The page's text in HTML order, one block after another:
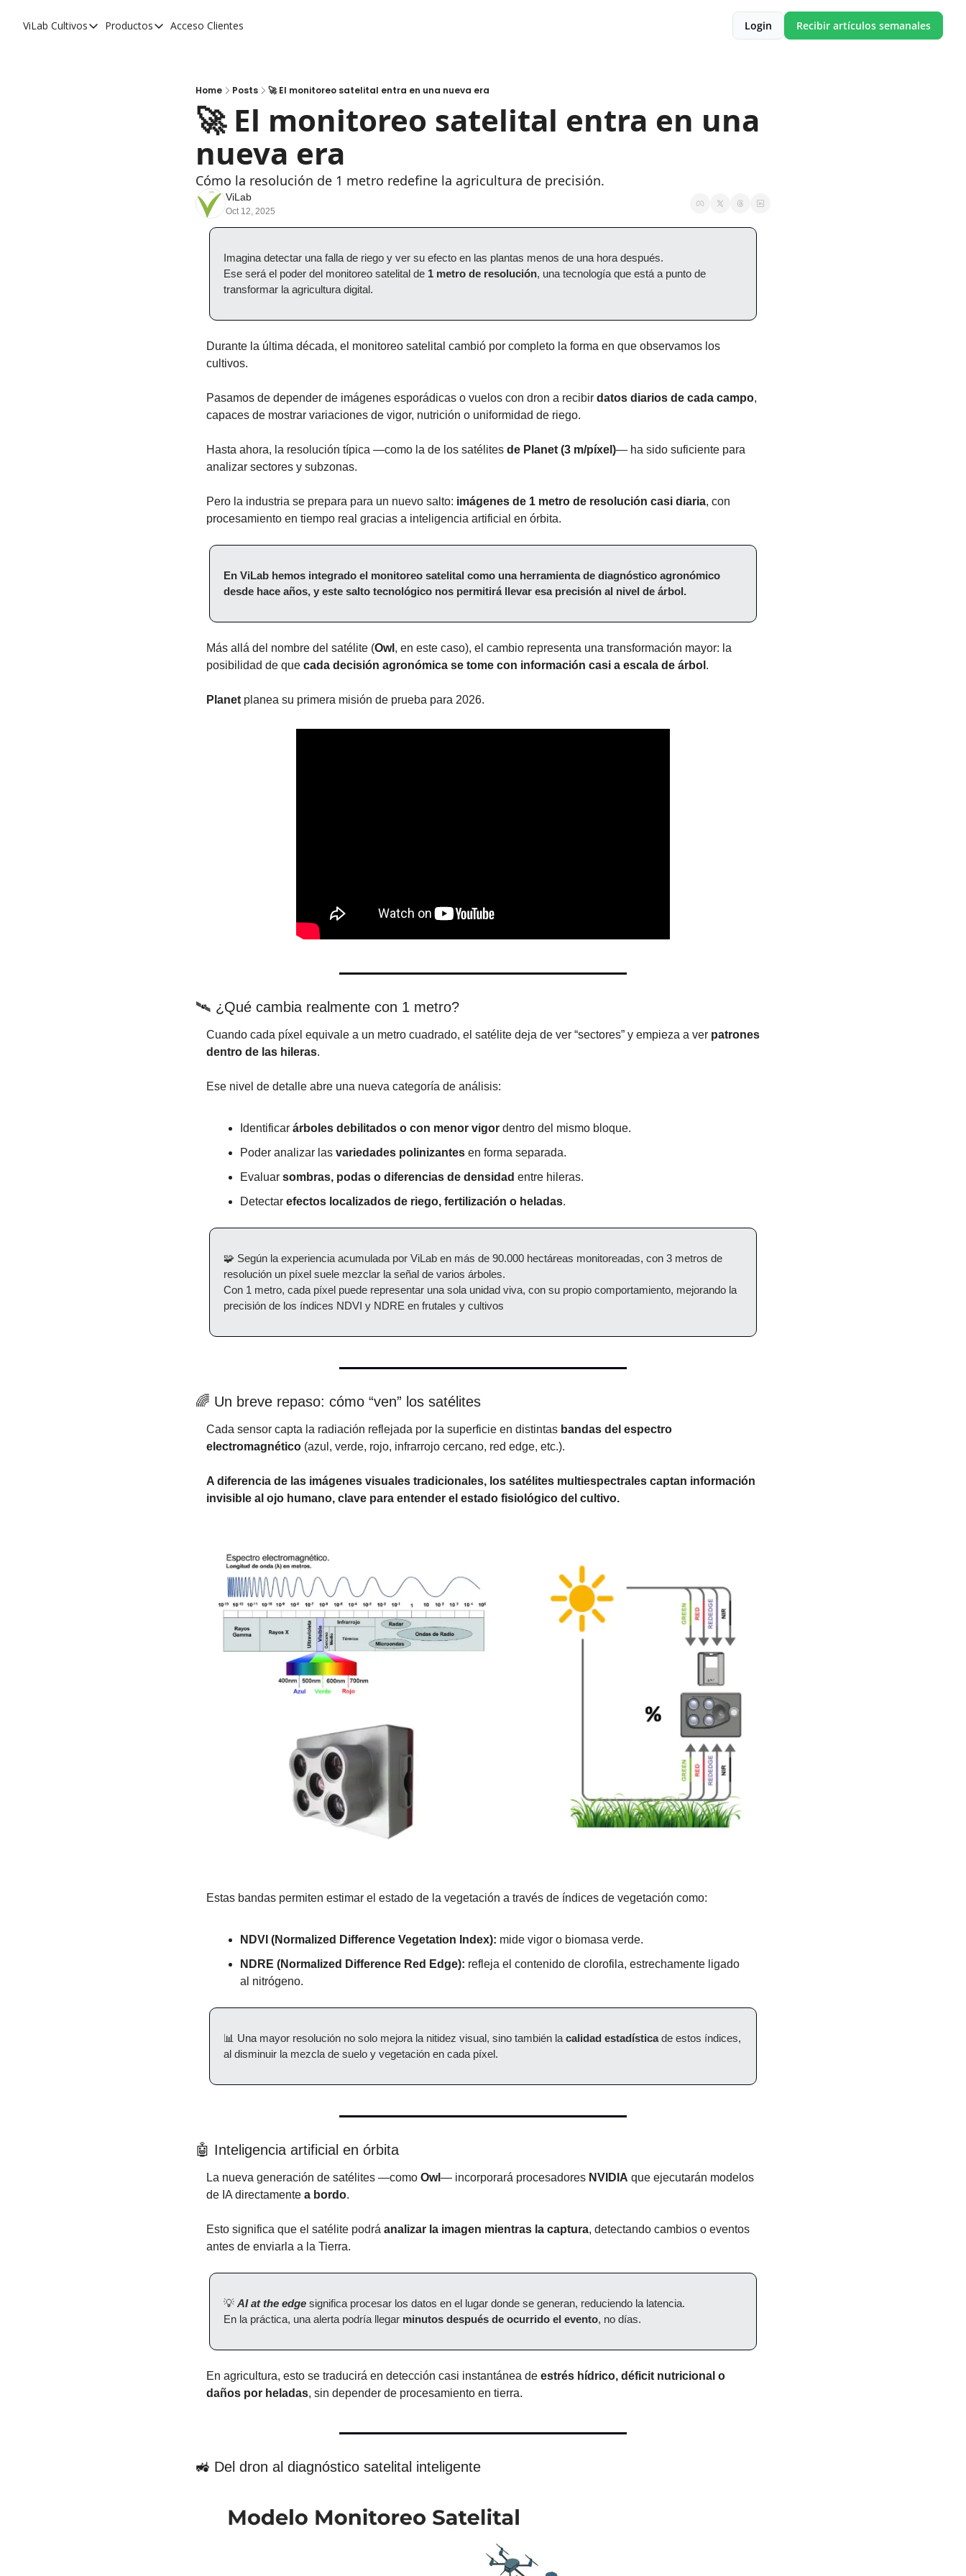
ViLab Cultivos
Cultivos
Productos
Productos
Estudio de Zonificación
Monitoreo Satelital de Cultivos
Acceso Clientes Login Recibir artículos semanales
Home Posts 🚀 El monitoreo satelital entra en una nueva era
🚀 El monitoreo satelital entra en una
nueva era
Cómo la resolución de 1 metro redefine la agricultura de precisión.
ViLab
Oct 12, 2025
Imagina detectar una falla de riego y ver su efecto en las plantas menos de una hora después.
Ese será el poder del monitoreo satelital de 1 metro de resolución, una tecnología que está a punto de
transformar la agricultura digital.
Durante la última década, el monitoreo satelital cambió por completo la forma en que observamos los
cultivos.
Pasamos de depender de imágenes esporádicas o vuelos con dron a recibir datos diarios de cada campo,
capaces de mostrar variaciones de vigor, nutrición o uniformidad de riego.
Hasta ahora, la resolución típica —como la de los satélites de Planet (3 m/píxel)— ha sido suficiente para
analizar sectores y subzonas.
Pero la industria se prepara para un nuevo salto: imágenes de 1 metro de resolución casi diaria, con
procesamiento en tiempo real gracias a inteligencia artificial en órbita.
En ViLab hemos integrado el monitoreo satelital como una herramienta de diagnóstico agronómico
desde hace años, y este salto tecnológico nos permitirá llevar esa precisión al nivel de árbol.
Más allá del nombre del satélite (Owl , en este caso), el cambio representa una transformación mayor: la
posibilidad de que cada decisión agronómica se tome con información casi a escala de árbol .
Planet planea su primera misión de prueba para 2026.
🛰️ ¿Qué cambia realmente con 1 metro?
Cuando cada píxel equivale a un metro cuadrado, el satélite deja de ver “sectores” y empieza a ver patrones
dentro de las hileras.
Ese nivel de detalle abre una nueva categoría de análisis:
Identificar árboles debilitados o con menor vigor dentro del mismo bloque.
Poder analizar las variedades polinizantes en forma separada.
Evaluar sombras, podas o diferencias de densidad entre hileras.
Detectar efectos localizados de riego, fertilización o heladas.
🧩 Según la experiencia acumulada por ViLab en más de 90.000 hectáreas monitoreadas, con 3 metros de
resolución un píxel suele mezclar la señal de varios árboles.
Con 1 metro, cada píxel puede representar una sola unidad viva, con su propio comportamiento, mejorando la
precisión de los índices NDVI y NDRE en frutales y cultivos
🌈 Un breve repaso: cómo “ven” los satélites
Cada sensor capta la radiación reflejada por la superficie en distintas bandas del espectro
electromagnético (azul, verde, rojo, infrarrojo cercano, red edge, etc.).
A diferencia de las imágenes visuales tradicionales, los satélites multiespectrales captan información
invisible al ojo humano, clave para entender el estado fisiológico del cultivo.
Estas bandas permiten estimar el estado de la vegetación a través de índices de vegetación como:
NDVI (Normalized Difference Vegetation Index): mide vigor o biomasa verde.
NDRE (Normalized Difference Red Edge): refleja el contenido de clorofila, estrechamente ligado
al nitrógeno.
📊 Una mayor resolución no solo mejora la nitidez visual, sino también la calidad estadística de estos índices,
al disminuir la mezcla de suelo y vegetación en cada píxel.
🤖 Inteligencia artificial en órbita
La nueva generación de satélites —como Owl— incorporará procesadores NVIDIA que ejecutarán modelos
de IA directamente a bordo.
Esto significa que el satélite podrá analizar la imagen mientras la captura, detectando cambios o eventos
antes de enviarla a la Tierra.
💡 AI at the edge significa procesar los datos en el lugar donde se generan, reduciendo la latencia.
En la práctica, una alerta podría llegar minutos después de ocurrido el evento, no días.
En agricultura, esto se traducirá en detección casi instantánea de estrés hídrico, déficit nutricional o
daños por heladas, sin depender de procesamiento en tierra.
🚜 Del dron al diagnóstico satelital inteligente